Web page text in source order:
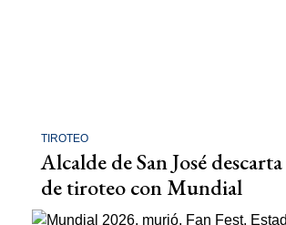
TIROTEO
Alcalde de San José
de tiroteo con Mundial